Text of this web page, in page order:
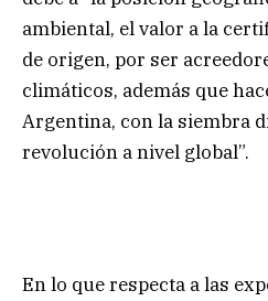
ambiental, el valor a la
de origen, por ser
climáticos, además que
Argentina, con la siembra
revolución a nivel global”.
En lo que respecta a las